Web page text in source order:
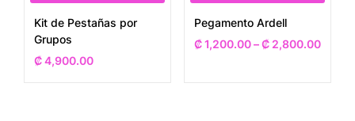
Kit de Pestañas por
Grupos
₡4,900.00
Pegamento Ardell
₡1,200.00–₡ 2,800.00